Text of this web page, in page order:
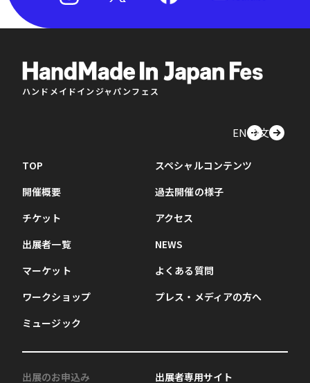
ハンドメイドインジャパンフェス
EN中文
TOP
開催概要
チケット
出展者一覧
マーケット
ワークショップ
ミュージック
スペシャルコンテンツ
過去開催の様子
アクセス
NEWS
よくある質問
プレス・メディアの方へ
出展のお申込み
出展者専用サイト